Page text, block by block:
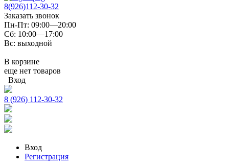
8(926)112-30-32
Заказать звонок
Пн-Пт: 09:00—20:00
Сб: 10:00—17:00
Вс: выходной
В корзине
еще нет товаров
Вход
8 (926) 112-30-32
Вход
Регистрация